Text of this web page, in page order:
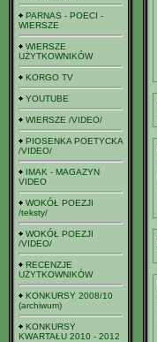
PARNAS - POECI -
WIERSZE
WIERSZE
UŻYTKOWNIKÓW
KORGO TV
YOUTUBE
WIERSZE /VIDEO/
PIOSENKA POETYCKA
/VIDEO/
IMAK - MAGAZYN
VIDEO
WOKÓŁ POEZJI
/teksty/
WOKÓŁ POEZJI
/VIDEO/
RECENZJE
UŻYTKOWNIKÓW
KONKURSY 2008/10
(archiwum)
KONKURSY
KWARTAŁU 2010 - 2012